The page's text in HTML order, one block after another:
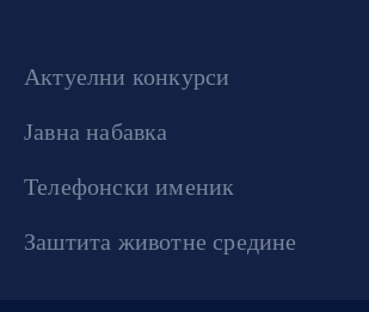
Актуелни конкурси
Јавна набавка
Телефонски именик
Заштита животне средине